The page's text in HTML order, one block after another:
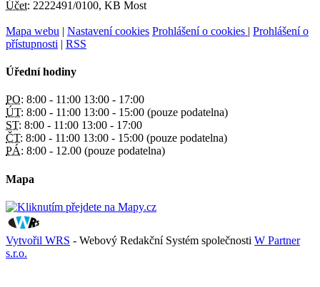
Účet: 2222491/0100, KB Most
Mapa webu | Nastavení cookies Prohlášení o cookies | Prohlášení o
přístupnosti | RSS
Úřední hodiny
PO: 8:00 - 11:00 13:00 - 17:00
ÚT: 8:00 - 11:00 13:00 - 15:00 (pouze podatelna)
ST: 8:00 - 11:00 13:00 - 17:00
ČT: 8:00 - 11:00 13:00 - 15:00 (pouze podatelna)
PÁ: 8:00 - 12.00 (pouze podatelna)
Mapa
Vytvořil WRS - Webový Redakční Systém společnosti W Partner
s.r.o.